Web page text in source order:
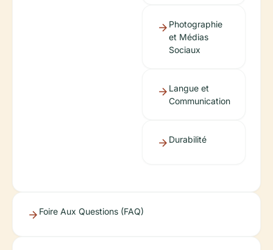
Photographie
et Médias
Sociaux
Langue et
Communication
Durabilité
Foire Aux Questions (FAQ)